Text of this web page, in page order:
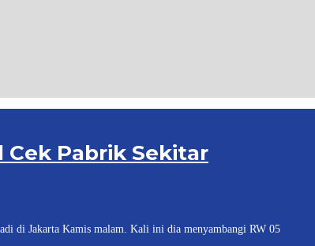
Cek Pabrik Sekitar
di Jakarta Kamis malam. Kali ini dia menyambangi RW 05